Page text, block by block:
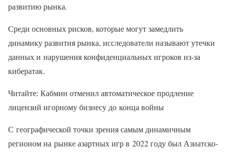
развитию рынка.
Среди основных рисков, которые могут замедлить
динамику развития рынка, исследователи называют утечки
данных и нарушения конфиденциальных игроков из-за
кибератак.
Читайте: Кабмин отменил автоматическое продление
лицензий игорному бизнесу до конца войны
С географической точки зрения самым динамичным
регионом на рынке азартных игр в 2022 году был Азиатско-